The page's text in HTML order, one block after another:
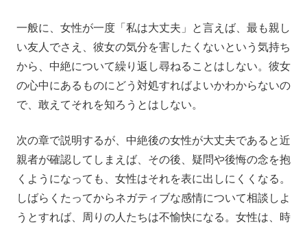
一般に、女性が一度「私は大丈夫」と言えば、最も親し
い友人でさえ、彼女の気分を害したくないという気持ち
から、中絶について繰り返し尋ねることはしない。彼女
の心中にあるものにどう対処すればよいかわからないの
で、敢えてそれを知ろうとはしない。
次の章で説明するが、中絶後の女性が大丈夫であると近
親者が確認してしまえば、その後、疑問や後悔の念を抱
くようになっても、女性はそれを表に出しにくくなる。
しばらくたってからネガティブな感情について相談しよ
うとすれば、周りの人たちは不愉快になる。女性は、時